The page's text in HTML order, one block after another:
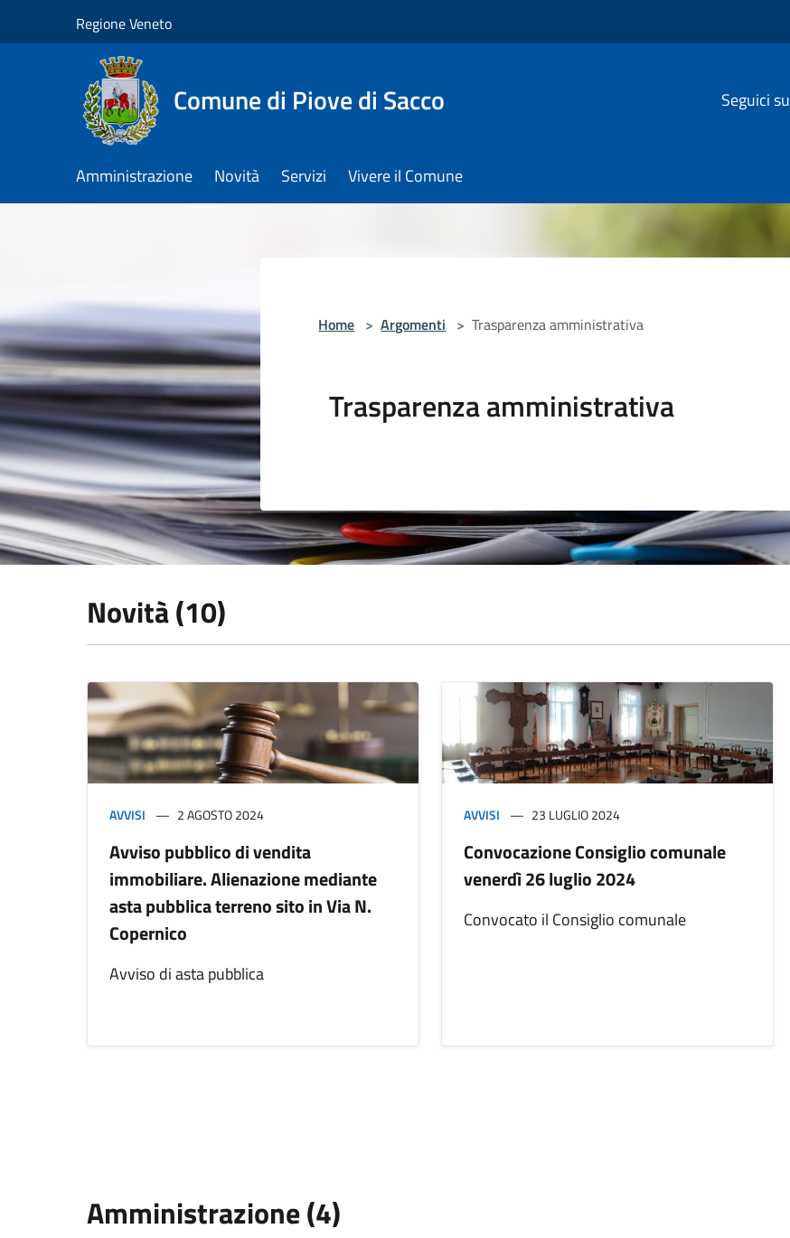
Regione Veneto
Comune di Piove di Sacco Seguici su
Amministrazione Novità Servizi Vivere il Comune
Home > Argomenti > Trasparenza amministrativa
Trasparenza amministrativa
Novità (10)
AVVISI 2 AGOSTO 2024
Avviso pubblico di vendita
immobiliare. Alienazione mediante
asta pubblica terreno sito in Via N.
Copernico
Avviso di asta pubblica
AVVISI 23 LUGLIO 2024
Convocazione Consiglio comunale
venerdì 26 luglio 2024
Convocato il Consiglio comunale
Amministrazione (4)